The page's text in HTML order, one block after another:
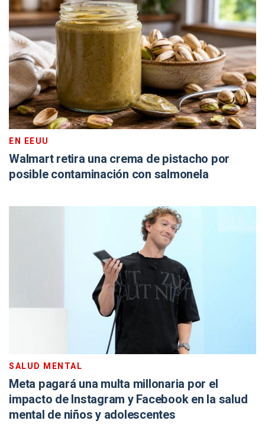
EN EEUU
Walmart retira una crema de pistacho por
posible contaminación con salmonela
SALUD MENTAL
Meta pagará una multa millonaria por el
impacto de Instagram y Facebook en la salud
mental de niños y adolescentes